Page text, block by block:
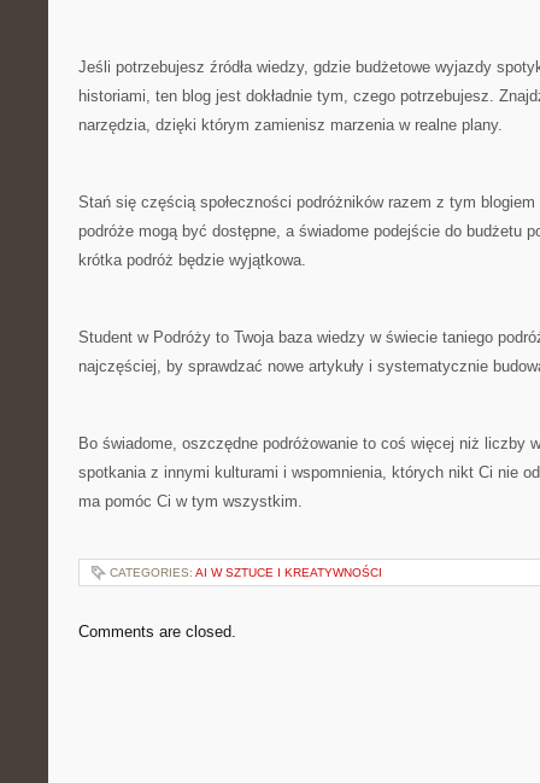
Jeśli potrzebujesz źródła wiedzy, gdzie budżetowe wyjazdy
historiami, ten blog jest dokładnie tym, czego potrzebujesz.
narzędzia, dzięki którym zamienisz marzenia w realne plany.
Stań się częścią społeczności podróżników razem z tym
podróże mogą być dostępne, a świadome podejście do budżetu
krótka podróż będzie wyjątkowa.
Student w Podróży to Twoja baza wiedzy w świecie taniego
najczęściej, by sprawdzać nowe artykuły i systematycznie
Bo świadome, oszczędne podróżowanie to coś więcej niż liczby
spotkania z innymi kulturami i wspomnienia, których nikt Ci nie
ma pomóc Ci w tym wszystkim.
CATEGORIES: AI W SZTUCE I KREATYWNOŚCI
Comments are closed.